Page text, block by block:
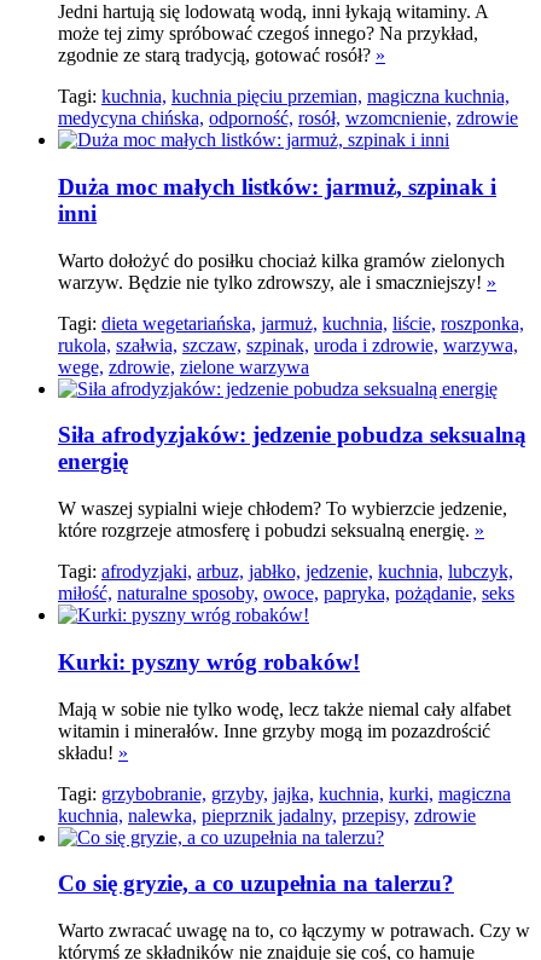
Jedni hartują się lodowatą wodą, inni łykają witaminy. A
może tej zimy spróbować czegoś innego? Na przykład,
zgodnie ze starą tradycją, gotować rosół? »
Tagi: kuchnia, kuchnia pięciu przemian, magiczna kuchnia,
medycyna chińska, odporność, rosół, wzomcnienie, zdrowie
Duża moc małych listków: jarmuż, szpinak i
inni
Warto dołożyć do posiłku chociaż kilka gramów zielonych
warzyw. Będzie nie tylko zdrowszy, ale i smaczniejszy! »
Tagi: dieta wegetariańska, jarmuż, kuchnia, liście, roszponka,
rukola, szałwia, szczaw, szpinak, uroda i zdrowie, warzywa,
wege, zdrowie, zielone warzywa
Siła afrodyzjaków: jedzenie pobudza seksualną
energię
W waszej sypialni wieje chłodem? To wybierzcie jedzenie,
które rozgrzeje atmosferę i pobudzi seksualną energię. »
Tagi: afrodyzjaki, arbuz, jabłko, jedzenie, kuchnia, lubczyk,
miłość, naturalne sposoby, owoce, papryka, pożądanie, seks
Kurki: pyszny wróg robaków!
Mają w sobie nie tylko wodę, lecz także niemal cały alfabet
witamin i minerałów. Inne grzyby mogą im pozazdrościć
składu! »
Tagi: grzybobranie, grzyby, jajka, kuchnia, kurki, magiczna
kuchnia, nalewka, pieprznik jadalny, przepisy, zdrowie
Co się gryzie, a co uzupełnia na talerzu?
Warto zwracać uwagę na to, co łączymy w potrawach. Czy w
którymś ze składników nie znajduje się coś, co hamuje